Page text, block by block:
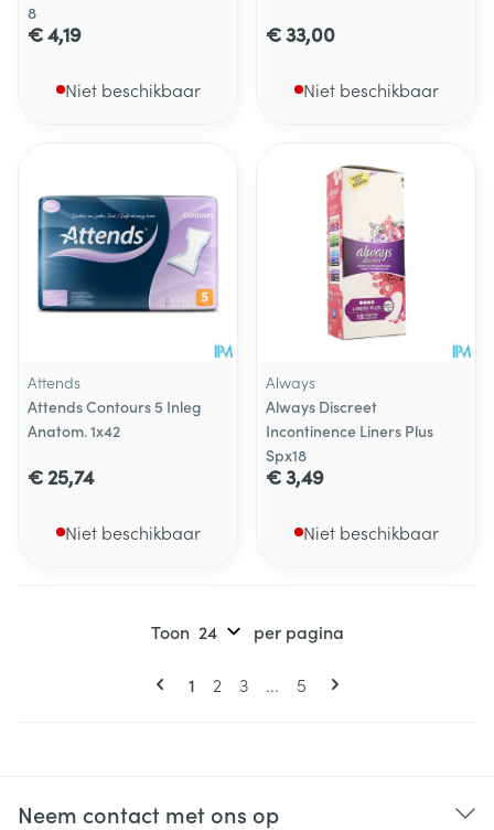
8
€ 4,19
Niet beschikbaar
€ 33,00
Niet beschikbaar
Attends
Attends Contours 5 Inleg
Anatom. 1x42
€ 25,74
Niet beschikbaar
Always
Always Discreet
Incontinence Liners Plus
Spx18
€ 3,49
Niet beschikbaar
Pagina's
U lees momenteel pagina
1 Pagina
2 Pagina
3 ... Pagina
5
Toon per pagina
Neem contact met ons op